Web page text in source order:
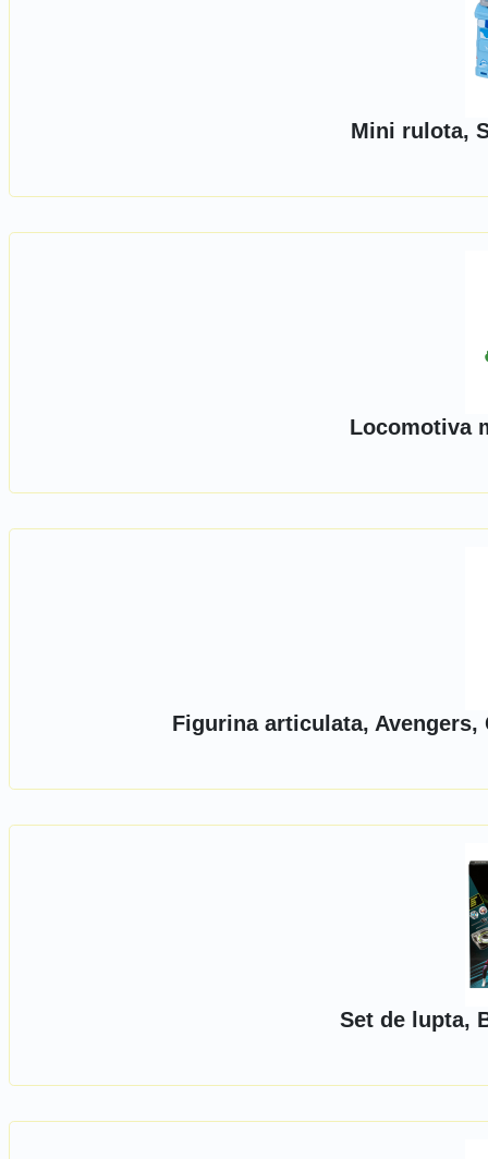
Mini rulota,
Locomotiva
Figurina articulata, Avengers,
Set de lupta,